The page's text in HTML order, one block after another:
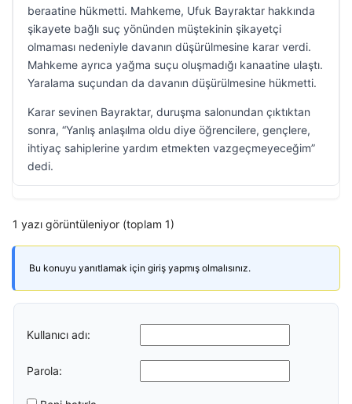
beraatine hükmetti. Mahkeme, Ufuk Bayraktar hakkında
şikayete bağlı suç yönünden müştekinin şikayetçi
olmaması nedeniyle davanın düşürülmesine karar verdi.
Mahkeme ayrıca yağma suçu oluşmadığı kanaatine ulaştı.
Yaralama suçundan da davanın düşürülmesine hükmetti.
Karar sevinen Bayraktar, duruşma salonundan çıktıktan
sonra, “Yanlış anlaşılma oldu diye öğrencilere, gençlere,
ihtiyaç sahiplerine yardım etmekten vazgeçmeyeceğim”
dedi.
1 yazı görüntüleniyor (toplam 1)
Bu konuyu yanıtlamak için giriş yapmış olmalısınız.
Kullanıcı adı:
Parola: